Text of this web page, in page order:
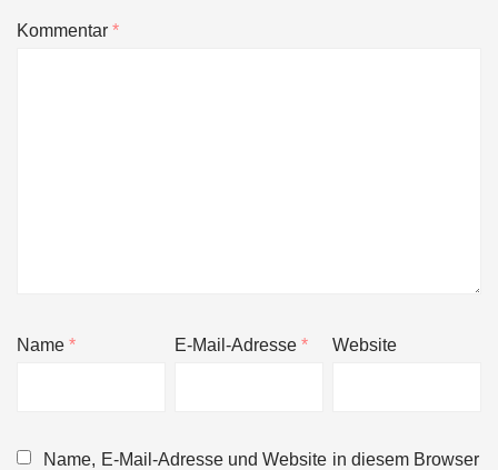
Kommentar*
Name* E-Mail-Adresse* Website
Name, E-Mail-Adresse und Website in diesem Browser